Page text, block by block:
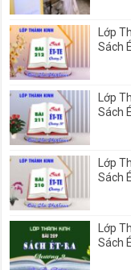
Lớp
Sách
Lớp
Sách
Lớp
Sách
Lớp
Sách